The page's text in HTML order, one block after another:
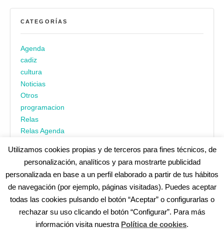
CATEGORÍAS
Agenda
cadiz
cultura
Noticias
Otros
programacion
Relas
Relas Agenda
¿No encuentras alguna cosa? Echa un vistazo encadiz.es|
Aviso legal| Política de privacidad|Accesibilidad| Política de
Utilizamos cookies propias y de terceros para fines técnicos, de
personalización, analíticos y para mostrarte publicidad
personalizada en base a un perfil elaborado a partir de tus hábitos
de navegación (por ejemplo, páginas visitadas). Puedes aceptar
todas las cookies pulsando el botón “Aceptar” o configurarlas o
rechazar su uso clicando el botón “Configurar”. Para más
información visita nuestra Política de cookies.